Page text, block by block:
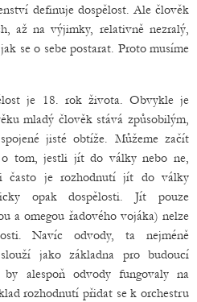
definuje dospělost. Ale člověk
až na výjimky, relativně nezralý,
se o sebe postarat. Proto musíme
je 18. rok života. Obvykle je
mladý člověk stává způsobilým,
jisté obtíže. Můžeme začít
tom, jestli jít do války nebo ne,
často je rozhodnutí jít do války
opak dospělosti. Jít pouze
a omegou řadového vojáka) nelze
Navíc odvody, ta nejméně
jako základna pro budoucí
by alespoň odvody fungovaly na
rozhodnutí přidat se k orchestru